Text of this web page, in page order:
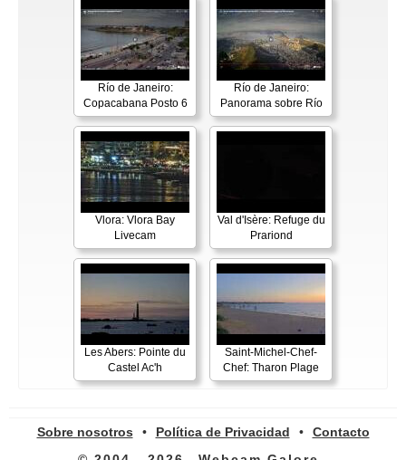
Río de Janeiro:
Copacabana Posto 6
Río de Janeiro:
Panorama sobre Río
Vlora: Vlora Bay
Livecam
Val d'Isère: Refuge du
Prariond
Les Abers: Pointe du
Castel Ac'h
Saint-Michel-Chef-
Chef: Tharon Plage
Sobre nosotros • Política de Privacidad •
Contacto